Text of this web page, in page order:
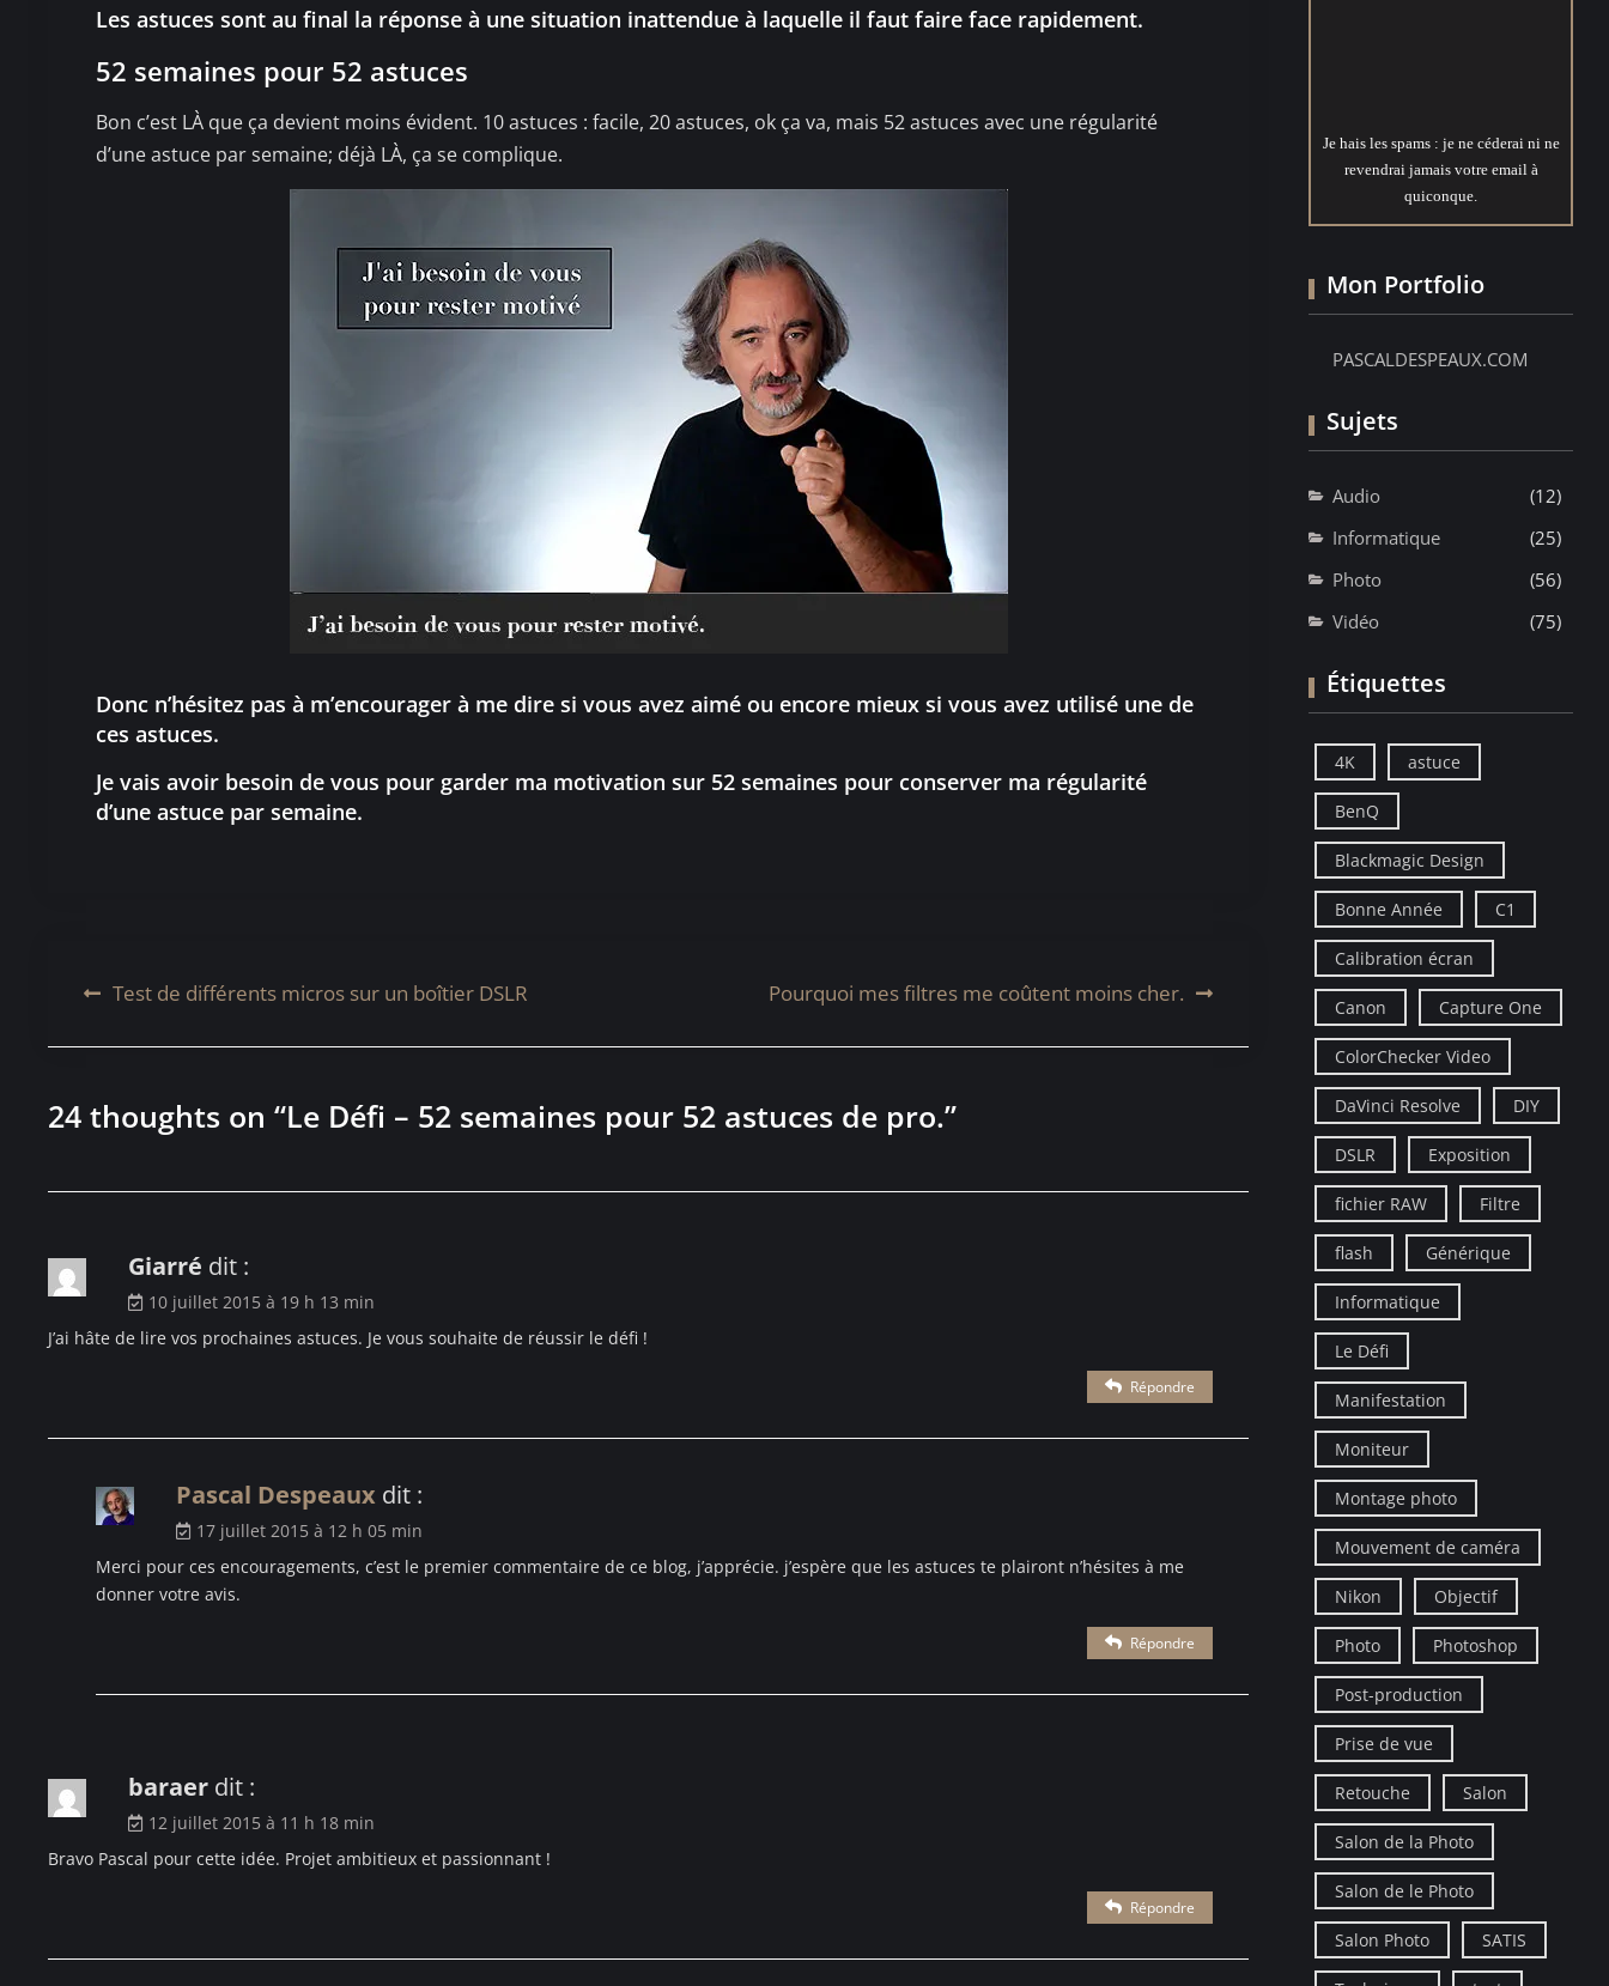
Les astuces sont au final la réponse à une situation inattendue à laquelle il faut faire face rapidement.
52 semaines pour 52 astuces
Bon c’est LÀ que ça devient moins évident. 10 astuces : facile, 20 astuces, ok ça va, mais 52 astuces avec une régularité
d’une astuce par semaine; déjà LÀ, ça se complique.
Donc n’hésitez pas à m’encourager à me dire si vous avez aimé ou encore mieux si vous avez utilisé une de
ces astuces.
Je vais avoir besoin de vous pour garder ma motivation sur 52 semaines pour conserver ma régularité
d’une astuce par semaine.
Navigation
de
Test de différents micros sur un boîtier DSLR Pourquoi mes filtres me coûtent moins cher.
24 thoughts on “Le Défi – 52 semaines pour 52 astuces de pro.”
Giarré dit :
10 juillet 2015 à 19 h 13 min
J’ai hâte de lire vos prochaines astuces. Je vous souhaite de réussir le défi !
Répondre
Pascal Despeaux dit :
17 juillet 2015 à 12 h 05 min
Merci pour ces encouragements, c’est le premier commentaire de ce blog, j’apprécie. j’espère que les astuces te plairont n’hésites à me
donner votre avis.
Répondre
baraer dit :
12 juillet 2015 à 11 h 18 min
Bravo Pascal pour cette idée. Projet ambitieux et passionnant !
Répondre
Je hais les spams : je ne céderai ni ne
revendrai jamais votre email à
quiconque.
Mon Portfolio
PASCALDESPEAUX.COM
Sujets
Audio
(12)
Informatique
(25)
Photo
(56)
Vidéo
(75)
Étiquettes
4K astuce
BenQ
Blackmagic Design
Bonne Année C1
Calibration écran
Canon Capture One
ColorChecker Video
DaVinci Resolve DIY
DSLR Exposition
fichier RAW Filtre
flash Générique
Informatique
Le Défi
Manifestation
Moniteur
Montage photo
Mouvement de caméra
Nikon Objectif
Photo Photoshop
Post-production
Prise de vue
Retouche Salon
Salon de la Photo
Salon de le Photo
Salon Photo SATIS